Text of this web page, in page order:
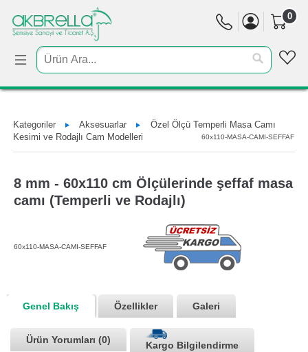
0
Kategoriler Aksesuarlar
Özel Ölçü Temperli Masa Camı
Kesimi ve Rodajlı Cam Modelleri
60x110-MASA-CAMI-SEFFAF
8 mm - 60x110 cm Ölçülerinde şeffaf masa
camı (Temperli ve Rodajlı)
60x110-MASA-CAMI-SEFFAF
Genel Bakış Özellikler Galeri
Ürün Yorumları (0)
Kargo Bilgilendirme